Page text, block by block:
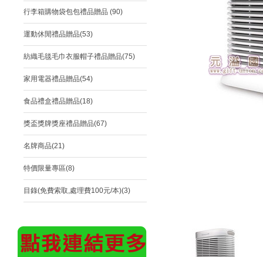
行李箱購物袋包包禮品贈品 (90)
運動休閒禮品贈品(53)
紡織毛毯毛巾衣服帽子禮品贈品(75)
家用電器禮品贈品(54)
食品禮盒禮品贈品(18)
獎盃獎牌獎座禮品贈品(67)
名牌商品(21)
特價限量專區(8)
目錄(免費索取,處理費100元/本)(3)